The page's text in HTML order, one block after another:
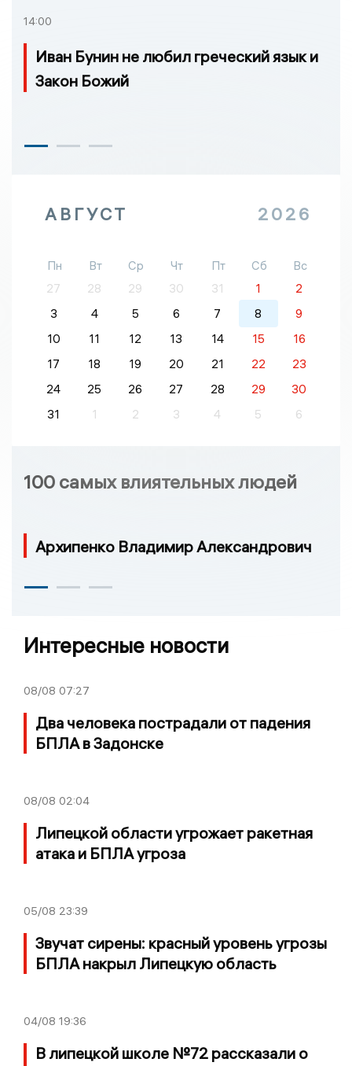
14:00
Иван Бунин не любил греческий язык и
Закон Божий
АВГУСТ 2026
Пн Вт Ср Чт Пт Сб
Вс
27
28 29 30 31 1
2
3
4 5 6 7 8
9
10
11 12 13 14 15
16
17
18 19 20 21 22
23
24
25 26 27 28 29
30
31
1 2 3 4 5 6
100 самых влиятельных людей
Архипенко Владимир Александрович
Интересные новости
08/08 07:27
Два человека пострадали от падения
БПЛА в Задонске
08/08 02:04
Липецкой области угрожает ракетная
атака и БПЛА угроза
05/08 23:39
Звучат сирены: красный уровень угрозы
БПЛА накрыл Липецкую область
04/08 19:36
В липецкой школе №72 рассказали о